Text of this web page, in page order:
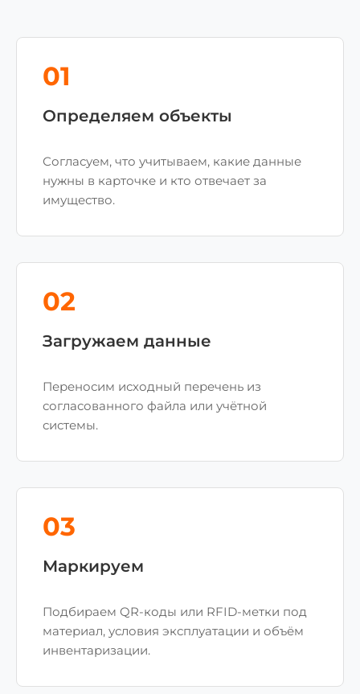
01
Определяем объекты
Согласуем, что учитываем, какие данные
нужны в карточке и кто отвечает за
имущество.
02
Загружаем данные
Переносим исходный перечень из
согласованного файла или учётной
системы.
03
Маркируем
Подбираем QR-коды или RFID-метки под
материал, условия эксплуатации и объём
инвентаризации.